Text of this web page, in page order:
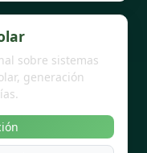
sobre sistemas
generación